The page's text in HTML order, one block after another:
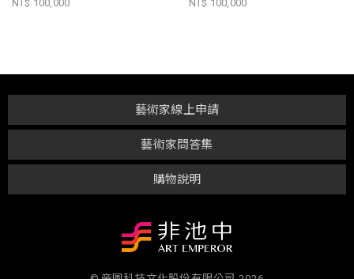
NT$ 100,000 NT$ 100,000
購物說明
藝術家問答集
藝術家線上申請